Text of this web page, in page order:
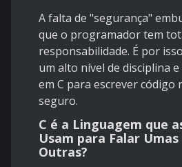
A falta de "segurança"
que o programador tem
responsabilidade. É por
um alto nível de disciplina
em C para escrever código
seguro.
C é a Linguagem que
Usam para Falar
Outras?